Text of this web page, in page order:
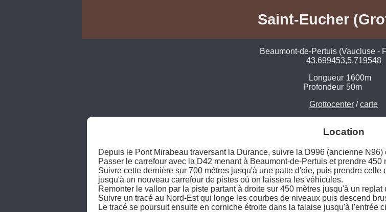
Saint-Eucher
Beaumont-de-Pertuis (Vaucluse -
43.699453,5.719548
Longueur 1600m
Profondeur 50m
Grottocenter /carte
Location
Depuis le Pont Mirabeau traversant la Durance, suivre la D996 (ancienne
Passer le carrefour avec la D42 menant à Beaumont-de-Pertuis et prendre
Suivre cette dernière sur 700 mètres jusqu'à une patte d'oie, puis prendre
jusqu'à un nouveau carrefour de pistes où on laissera les véhicules.
Remonter le vallon par la piste partant à droite sur 450 mètres jusqu'à un
Suivre un tracé au Nord-Est qui longe les courbes de niveaux puis descend
Le tracé se poursuit ensuite en corniche étroite dans la falaise jusqu'à l'entrée